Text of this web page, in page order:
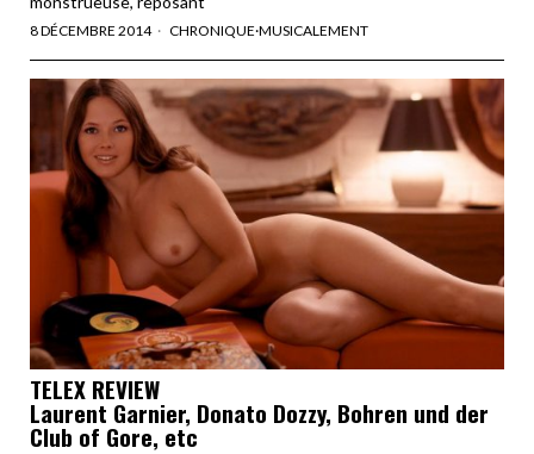
8 DÉCEMBRE 2014 CHRONIQUE·MUSICALEMENT
TELEX REVIEW
Laurent Garnier, Donato Dozzy, Bohren und der
Club of Gore, etc